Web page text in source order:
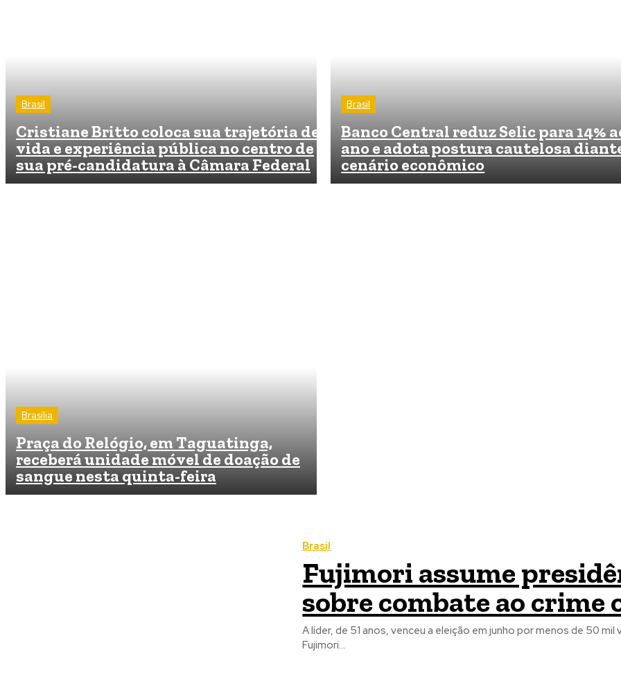
Brasil
Cristiane Britto coloca sua trajetória de
vida e experiência pública no centro de
sua pré-candidatura à Câmara Federal
Brasil
Banco Central reduz Selic para 14%
ano e adota postura cautelosa
cenário econômico
Brasília
Praça do Relógio, em Taguatinga,
receberá unidade móvel de doação de
sangue nesta quinta-feira
Brasil
Fujimori assume
sobre combate ao crime
A líder, de 51 anos, venceu a eleição em junho por menos de 50
Fujimori...